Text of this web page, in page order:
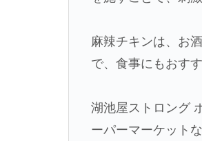
麻辣チキンは、お
で、食事にもおすす
湖池屋ストロング
ーパーマーケット